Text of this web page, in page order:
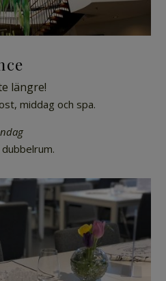
längre!
middag och spa.